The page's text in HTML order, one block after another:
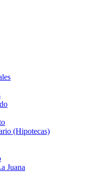
(Hipotecas)
Juana